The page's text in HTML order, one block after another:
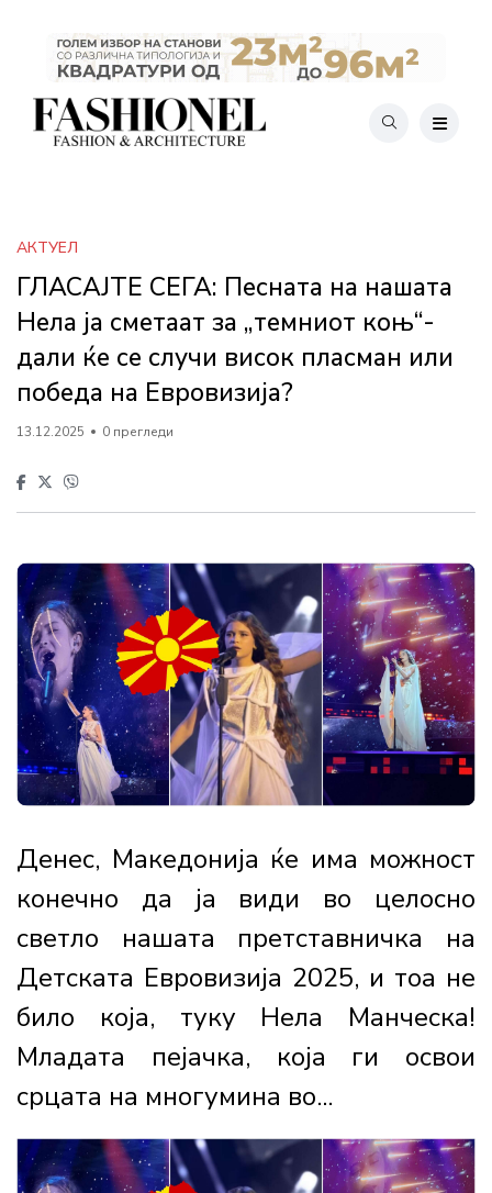
АКТУЕЛ
ГЛАСАЈТЕ СЕГА: Песната на нашата
Нела ја сметаат за „темниот коњ“-
дали ќе се случи висок пласман или
победа на Евровизија?
13.12.2025 0 прегледи
Денес, Македонија ќе има можност
конечно да ја види во целосно
светло нашата претставничка на
Детската Евровизија 2025, и тоа не
било која, туку Нела Манческа!
Младата пејачка, која ги освои
срцата на многумина во...